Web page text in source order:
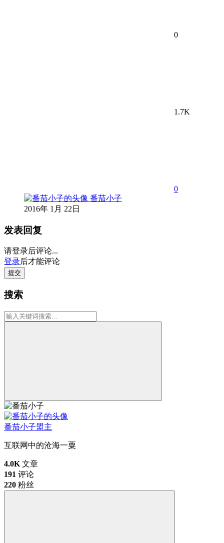
0
1.7K
0
番茄小子
2016年 1月 22日
发表回复
请登录后评论...
登录后才能评论
提交
搜索
番茄小子盟主
互联网中的沧海一粟
4.0K 文章
191 评论
220 粉丝